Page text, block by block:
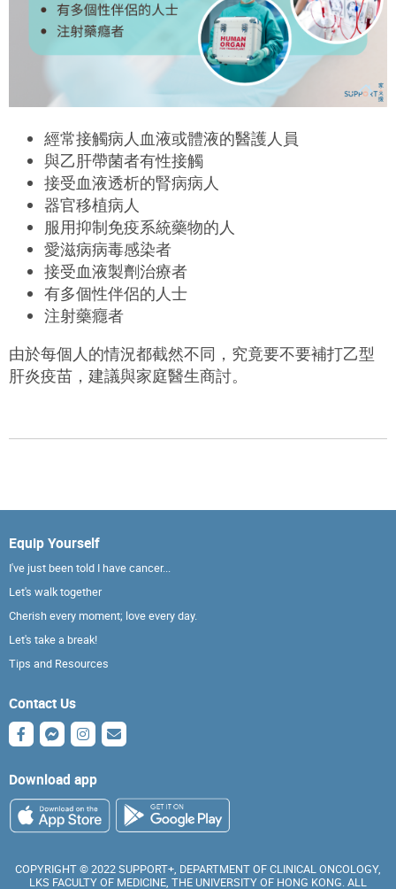
經常接觸病人血液或體液的醫護人員
與乙肝帶菌者有性接觸
接受血液透析的腎病病人
器官移植病人
服用抑制免疫系統藥物的人
愛滋病病毒感染者
接受血液製劑治療者
有多個性伴侶的人士
注射藥癮者
由於每個人的情況都截然不同，究竟要不要補打乙型
肝炎疫苗，建議與家庭醫生商討。
Equip Yourself
I've just been told I have cancer...
Let's walk together
Cherish every moment; love every day.
Let's take a break!
Tips and Resources
Contact Us
Download app
COPYRIGHT © 2022 SUPPORT+, DEPARTMENT OF CLINICAL ONCOLOGY,
LKS FACULTY OF MEDICINE, THE UNIVERSITY OF HONG KONG. ALL